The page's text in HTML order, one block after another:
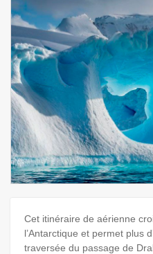
Cet itinéraire de aérienne
l’Antarctique et permet plus
traversée du passage de